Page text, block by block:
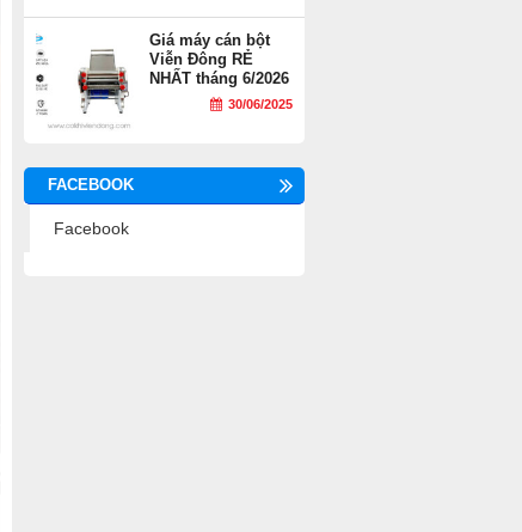
Giá máy cán bột
Viễn Đông RẺ
NHẤT tháng 6/2026
30/06/2025
FACEBOOK
Facebook